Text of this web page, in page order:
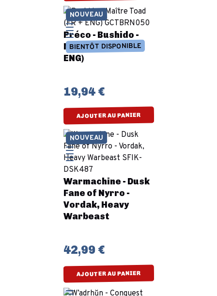
Préco - Bushido -
Maître Toad (FR +
ENG)
19,94 €
AJOUTER AU PANIER
NOUVEAU
BIENTÔT DISPONIBLE
Warmachine - Dusk
Fane of Nyrro -
Vordak, Heavy
Warbeast
42,99 €
AJOUTER AU PANIER
NOUVEAU